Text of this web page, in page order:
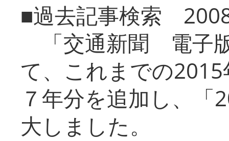
■過去記事検索
「交通新聞 電子
て、これまでの
７年分を追加し、「
大しまし